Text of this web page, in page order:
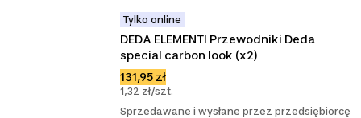
Tylko online
DEDA ELEMENTI Przewodniki Deda
special carbon look (x2)
131,95 zł
1,32 zł/szt.
Sprzedawane i wysłane przez przedsiębiorcę